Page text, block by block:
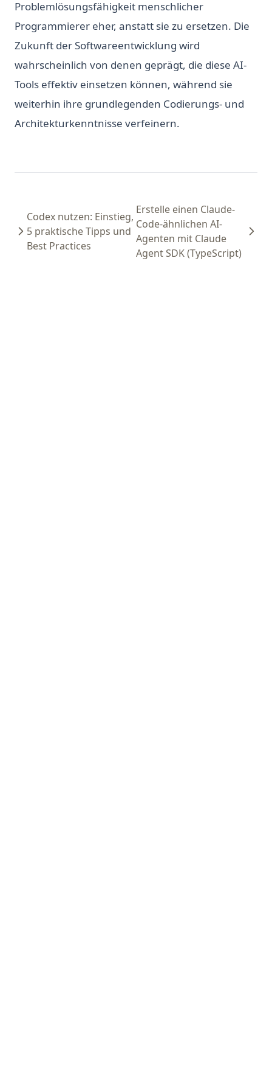
Problemlösungsfähigkeit menschlicher
Programmierer eher, anstatt sie zu ersetzen. Die
Zukunft der Softwareentwicklung wird
wahrscheinlich von denen geprägt, die diese AI-
Tools effektiv einsetzen können, während sie
weiterhin ihre grundlegenden Codierungs- und
Architekturkenntnisse verfeinern.
Codex nutzen: Einstieg,
5 praktische Tipps und
Best Practices
Erstelle einen Claude-
Code-ähnlichen AI-
Agenten mit Claude
Agent SDK (TypeScript)